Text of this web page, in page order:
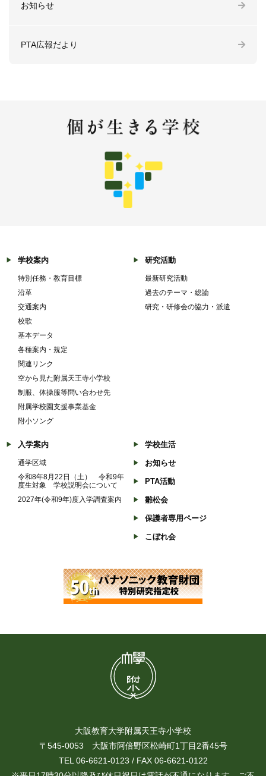
お知らせ
PTA広報だより
学校案内
特別任務・教育目標
沿革
交通案内
校歌
基本データ
各種案内・規定
関連リンク
空から見た附属天王寺小学校
制服、体操服等問い合わせ先
附属学校園支援事業基金
附小ソング
研究活動
最新研究活動
過去のテーマ・総論
研究・研修会の協力・派遣
入学案内
通学区域
令和8年8月22日（土） 令和9年
度生対象 学校説明会について
2027年(令和9年)度入学調査案内
学校生活
お知らせ
PTA活動
雛松会
保護者専用ページ
こぼれ会
大阪教育大学附属天王寺小学校
〒545-0053 大阪市阿倍野区松崎町1丁目2番45号
TEL 06-6621-0123 / FAX 06-6621-0122